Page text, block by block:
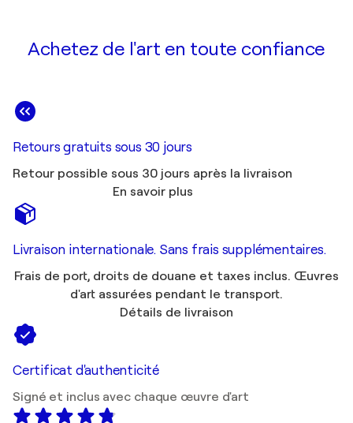
Achetez de l'art en toute confiance
Retours gratuits sous 30 jours
Retour possible sous 30 jours après la livraison
En savoir plus
Livraison internationale. Sans frais supplémentaires.
Frais de port, droits de douane et taxes inclus. Œuvres
d'art assurées pendant le transport.
Détails de livraison
Certificat d'authenticité
Signé et inclus avec chaque œuvre d'art